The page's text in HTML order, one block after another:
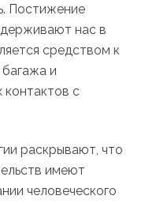
Постижение
нас в
средством к
и
с
раскрывают, что
имеют
человеческого